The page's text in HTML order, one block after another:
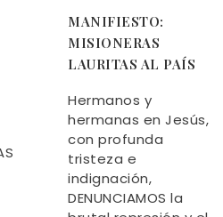
MANIFIESTO:
MISIONERAS
LAURITAS AL PAÍS
Hermanos y
hermanas en Jesús,
con profunda
tristeza e
indignación,
DENUNCIAMOS la